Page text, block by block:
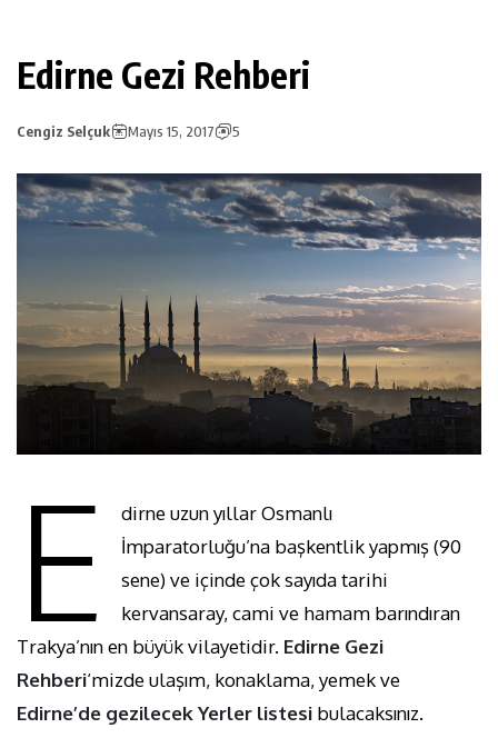
Edirne Gezi Rehberi
Cengiz Selçuk Mayıs 15, 2017 5
E
dirne uzun yıllar Osmanlı
İmparatorluğu’na başkentlik yapmış (90
sene) ve içinde çok sayıda tarihi
kervansaray, cami ve hamam barındıran
Trakya’nın en büyük vilayetidir. Edirne Gezi
Rehberi‘mizde ulaşım, konaklama, yemek ve
Edirne’de gezilecek Yerler listesi bulacaksınız.